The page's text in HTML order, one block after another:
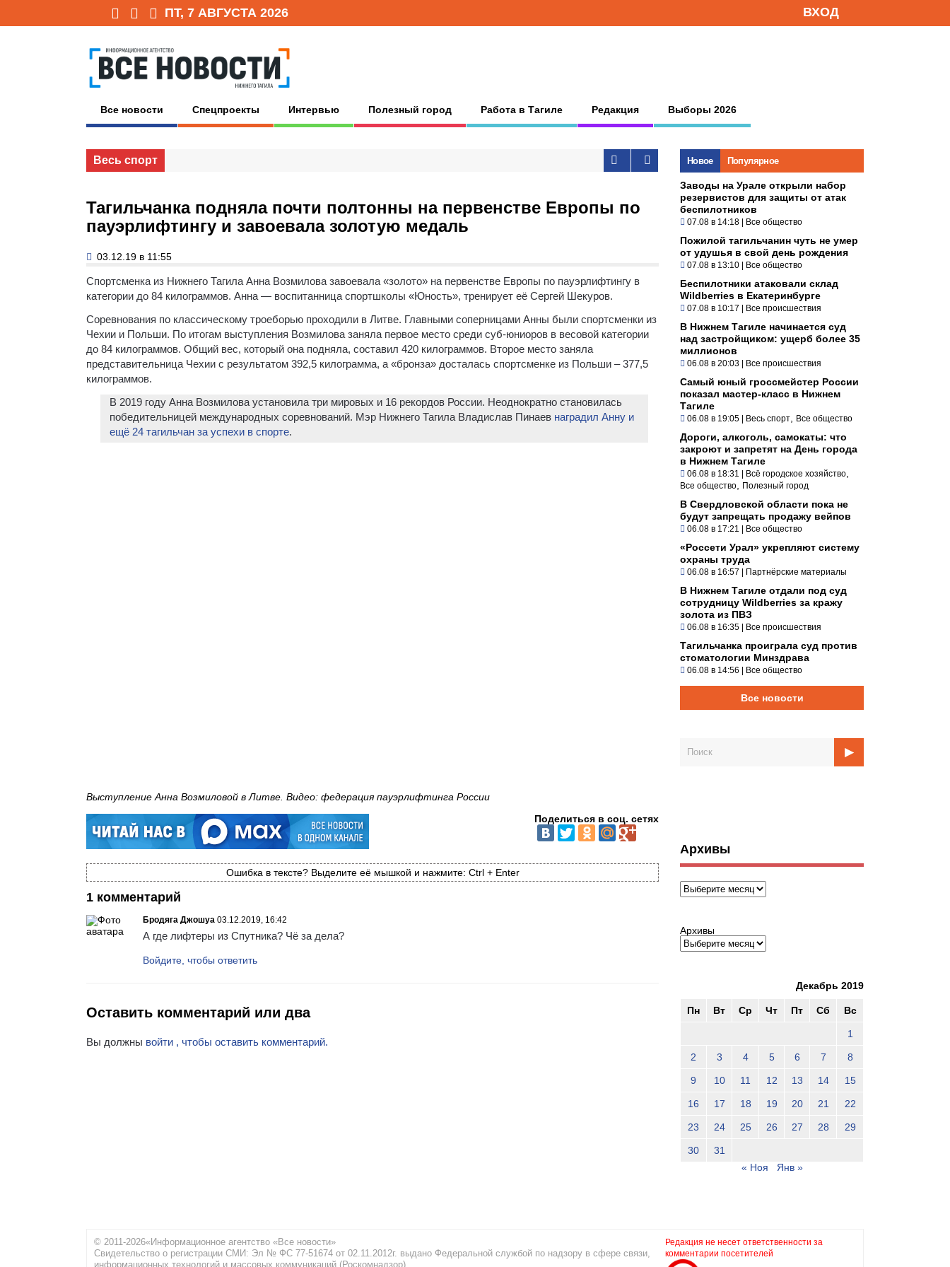
ПТ, 7 АВГУСТА 2026 ВХОД
Все новости Спецпроекты Интервью Полезный город Работа в Тагиле Редакция Выборы 2026
Весь спорт
Тагильчанка подняла почти полтонны на первенстве Европы по
пауэрлифтингу и завоевала золотую медаль
03.12.19 в 11:55
Спортсменка из Нижнего Тагила Анна Возмилова завоевала «золото» на первенстве Европы по пауэрлифтингу в
категории до 84 килограммов. Анна — воспитанница спортшколы «Юность», тренирует её Сергей Шекуров.
Соревнования по классическому троеборью проходили в Литве. Главными соперницами Анны были спортсменки из
Чехии и Польши. По итогам выступления Возмилова заняла первое место среди суб-юниоров в весовой категории
до 84 килограммов. Общий вес, который она подняла, составил 420 килограммов. Второе место заняла
представительница Чехии с результатом 392,5 килограмма, а «бронза» досталась спортсменке из Польши – 377,5
килограммов.
В 2019 году Анна Возмилова установила три мировых и 16 рекордов России. Неоднократно становилась
победительницей международных соревнований. Мэр Нижнего Тагила Владислав Пинаев наградил Анну и
ещё 24 тагильчан за успехи в спорте.
Выступление Анна Возмиловой в Литве. Видео: федерация пауэрлифтинга России
Поделиться в соц. сетях
Ошибка в тексте? Выделите её мышкой и нажмите: Ctrl + Enter
1 комментарий
Бродяга Джошуа 03.12.2019, 16:42
А где лифтеры из Спутника? Чё за дела?
Войдите, чтобы ответить
Оставить комментарий или два
Вы должны войти , чтобы оставить комментарий.
Новое Популярное
Заводы на Урале открыли набор
резервистов для защиты от атак
беспилотников
07.08 в 14:18 | Все общество
Пожилой тагильчанин чуть не умер
от удушья в свой день рождения
07.08 в 13:10 | Все общество
Беспилотники атаковали склад
Wildberries в Екатеринбурге
07.08 в 10:17 | Все происшествия
В Нижнем Тагиле начинается суд
над застройщиком: ущерб более 35
миллионов
06.08 в 20:03 | Все происшествия
Самый юный гроссмейстер России
показал мастер-класс в Нижнем
Тагиле
06.08 в 19:05 | Весь спорт Все общество
Дороги, алкоголь, самокаты: что
закроют и запретят на День города
в Нижнем Тагиле
06.08 в 18:31 | Всё городское хозяйство
Все общество Полезный город
В Свердловской области пока не
будут запрещать продажу вейпов
06.08 в 17:21 | Все общество
«Россети Урал» укрепляют систему
охраны труда
06.08 в 16:57 | Партнёрские материалы
В Нижнем Тагиле отдали под суд
сотрудницу Wildberries за кражу
золота из ПВЗ
06.08 в 16:35 | Все происшествия
Тагильчанка проиграла суд против
стоматологии Минздрава
06.08 в 14:56 | Все общество
Все новости
Архивы
Архивы
Архивы
Декабрь 2019
Пн Вт Ср Чт Пт Сб Вс
1
2 3 4 5 6 7 8
9 10 11 12 13 14 15
16 17 18 19 20 21 22
23 24 25 26 27 28 29
30
31
« Ноя
Янв »
© 2011-2026«Информационное агентство «Все новости»
Свидетельство о регистрации СМИ: Эл № ФС 77-51674 от 02.11.2012г. выдано Федеральной службой по надзору в сфере связи,
информационных технологий и массовых коммуникаций (Роскомнадзор)
Редакция не несет ответственности за
комментарии посетителей